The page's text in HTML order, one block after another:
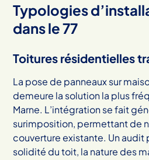
Typologies
dans le 77
Toitures résidentielles
La pose de panneaux sur
demeure la solution la plus
Marne. L’intégration se fait
surimposition, permettant de
couverture existante. Un audit
solidité du toit, la nature des